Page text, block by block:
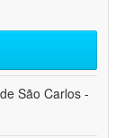
São Carlos -